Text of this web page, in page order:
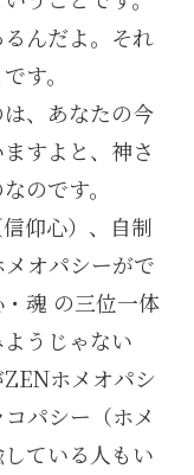
んだよ。それ
す。
、あなたの今
すよと、神さ
のです。
仰心）、自制
オパシーがで
魂 の三位一体
うじゃない
ホメオパシ
パシー（ホメ
ている人もい